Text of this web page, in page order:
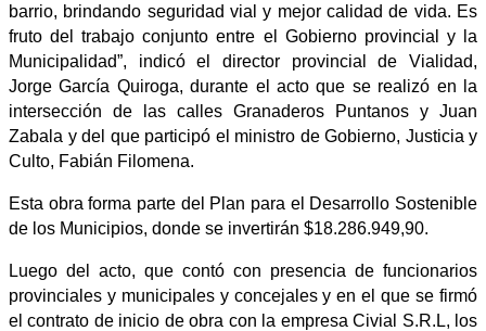
barrio, brindando seguridad vial y mejor calidad de vida. Es
fruto del trabajo conjunto entre el Gobierno provincial y la
Municipalidad”, indicó el director provincial de Vialidad,
Jorge García Quiroga, durante el acto que se realizó en la
intersección de las calles Granaderos Puntanos y Juan
Zabala y del que participó el ministro de Gobierno, Justicia y
Culto, Fabián Filomena.
Esta obra forma parte del Plan para el Desarrollo Sostenible
de los Municipios, donde se invertirán $18.286.949,90.
Luego del acto, que contó con presencia de funcionarios
provinciales y municipales y concejales y en el que se firmó
el contrato de inicio de obra con la empresa Civial S.R.L, los